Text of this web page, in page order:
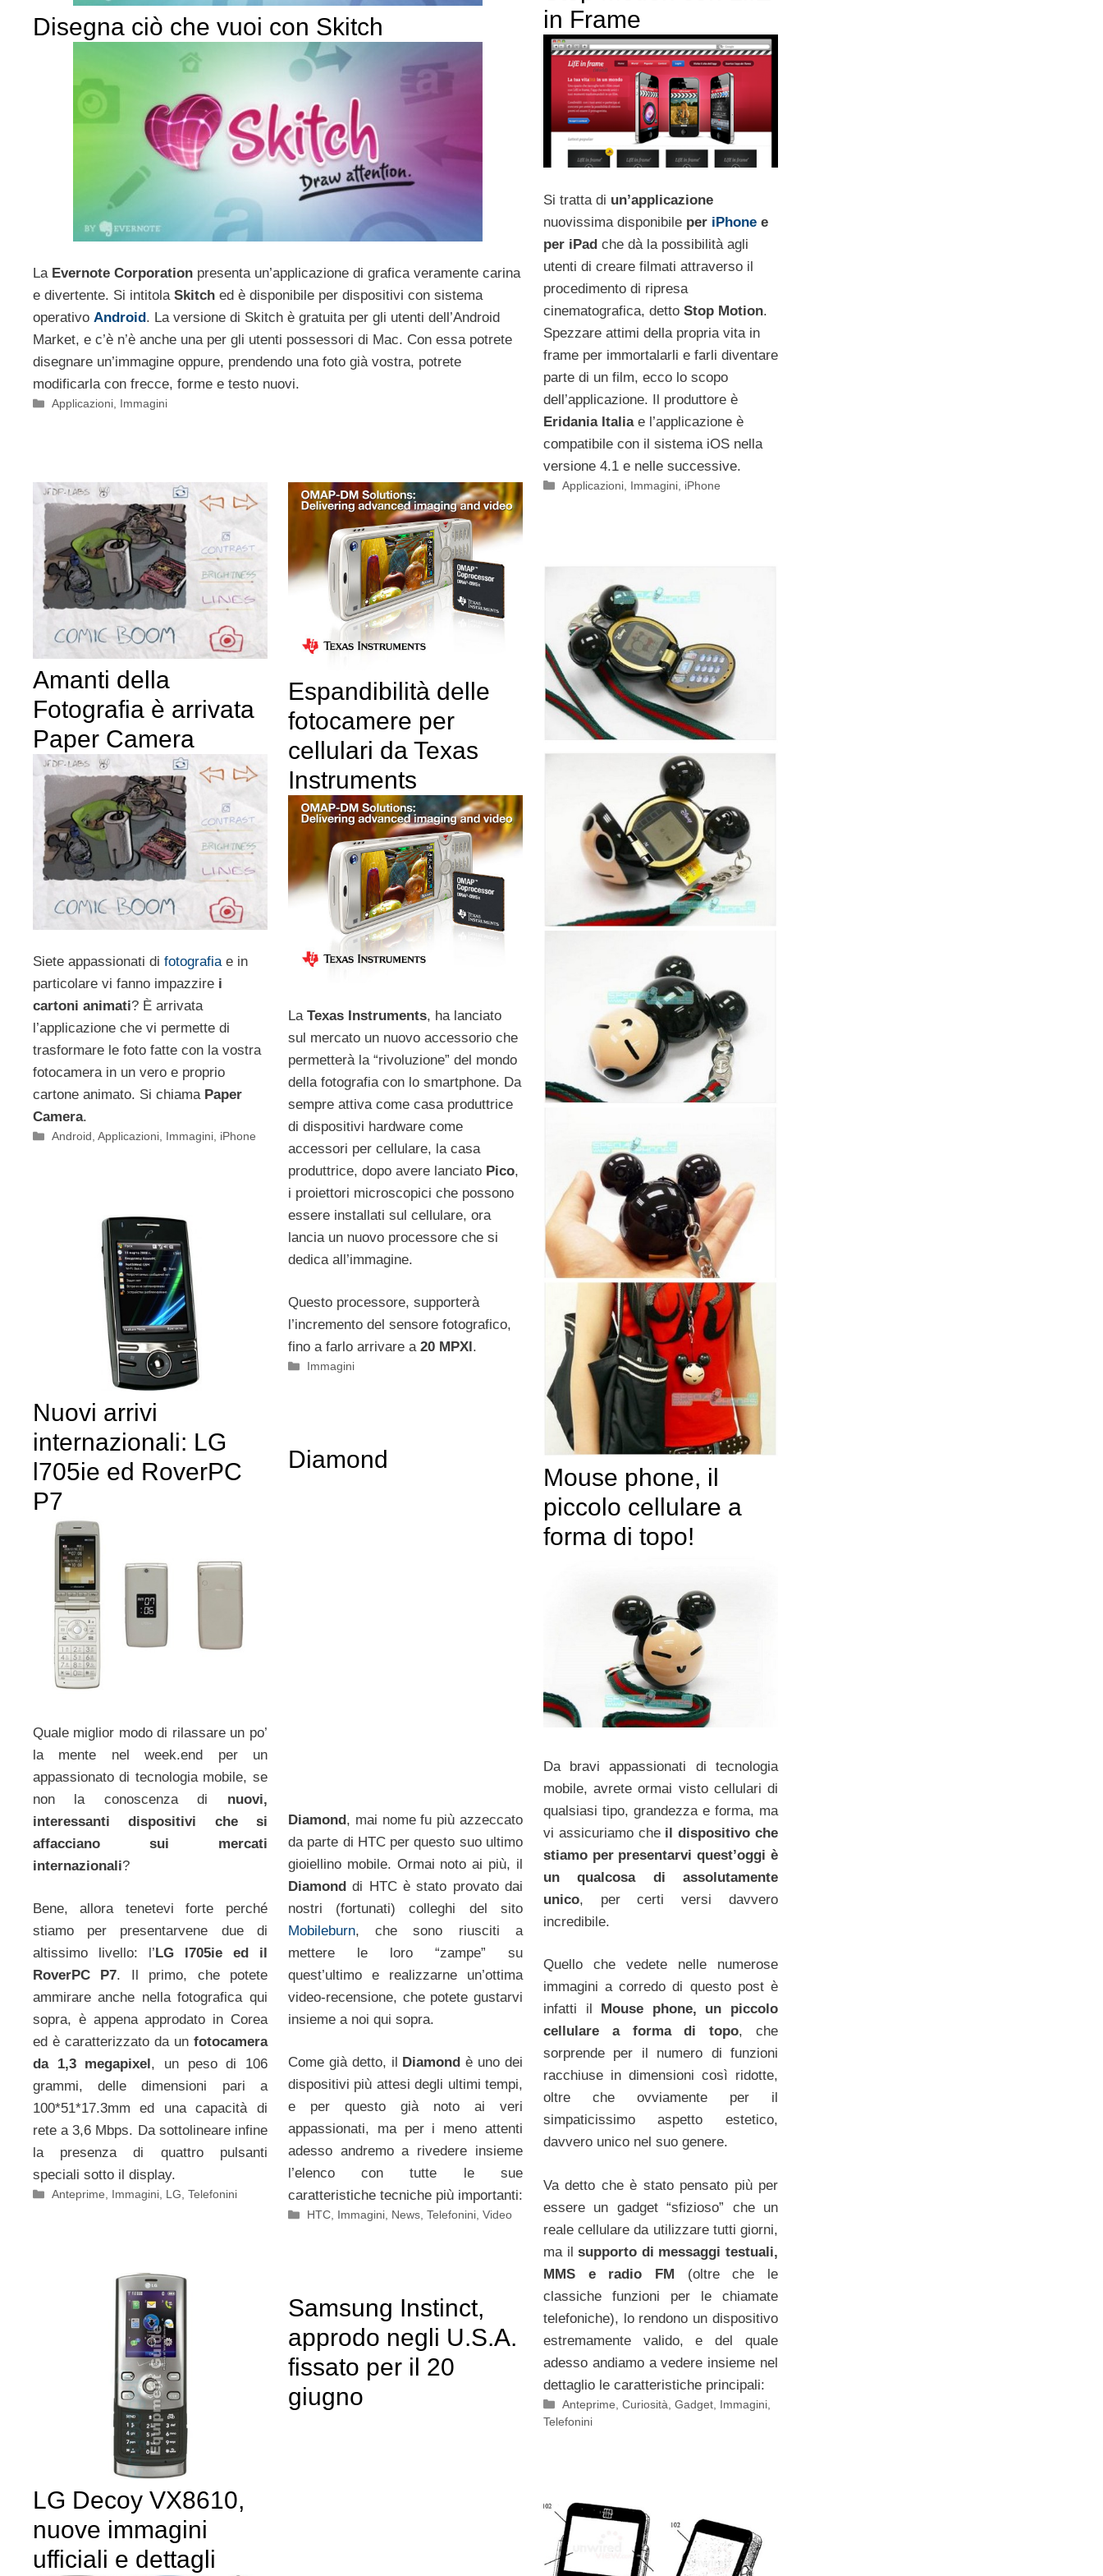
Disegna ciò che vuoi con Skitch
La Evernote Corporation presenta un’applicazione di grafica veramente carina
e divertente. Si intitola Skitch ed è disponibile per dispositivi con sistema
operativo Android . La versione di Skitch è gratuita per gli utenti dell’Android
Market, e c’è n’è anche una per gli utenti possessori di Mac. Con essa potrete
disegnare un’immagine oppure, prendendo una foto già vostra, potrete
modificarla con frecce, forme e testo nuovi.
Categorie
Applicazioni, Immagini
in Frame
Si tratta di un’applicazione
nuovissima disponibile per iPhonee
per iPadche dà la possibilità agli
utenti di creare filmati attraverso il
procedimento di ripresa
cinematografica, detto Stop Motion.
Spezzare attimi della propria vita in
frame per immortalarli e farli diventare
parte di un film, ecco lo scopo
dell’applicazione. Il produttore è
Eridania Italiae l’applicazione è
compatibile con il sistema iOS nella
versione 4.1 e nelle successive.
Categorie
Applicazioni Immagini iPhone
Amanti della
Fotografia è arrivata
Paper Camera
Siete appassionati di fotografiae in
particolare vi fanno impazzire i
cartoni animati? È arrivata
l’applicazione che vi permette di
trasformare le foto fatte con la vostra
fotocamera in un vero e proprio
cartone animato. Si chiama Paper
Camera.
Categorie
Android,Applicazioni, Immagini, iPhone
Espandibilità delle
fotocamere per
cellulari da Texas
Instruments
La Texas Instruments, ha lanciato
sul mercato un nuovo accessorio che
permetterà la “rivoluzione” del mondo
della fotografia con lo smartphone. Da
sempre attiva come casa produttrice
di dispositivi hardware come
accessori per cellulare, la casa
produttrice, dopo avere lanciato Pico,
i proiettori microscopici che possono
essere installati sul cellulare, ora
lancia un nuovo processore che si
dedica all’immagine.
Questo processore, supporterà
l’incremento del sensore fotografico,
fino a farlo arrivare a20 MPXl .
Categorie
Immagini
Mouse phone, il
piccolo cellulare a
forma di topo!
Da bravi appassionati di tecnologia
mobile, avrete ormai visto cellulari di
qualsiasi tipo, grandezza e forma, ma
vi assicuriamo che il dispositivo che
stiamo per presentarvi quest’oggi è
un qualcosa di assolutamente
unico, per certi versi davvero
incredibile.
Quello che vedete nelle numerose
immagini a corredo di questo post è
infatti il
Mouse phone, un piccolo
cellulare a forma di topo, che
sorprende per il numero di funzioni
racchiuse in dimensioni così ridotte,
oltre che ovviamente per il
simpaticissimo aspetto estetico,
davvero unico nel suo genere.
Va detto che è stato pensato più per
essere un gadget “sfizioso” che un
reale cellulare da utilizzare tutti giorni,
ma ilsupporto di messaggi testuali,
MMS e radio FM (oltre che le
classiche funzioni per le chiamate
telefoniche), lo rendono un dispositivo
estremamente valido, e del quale
adesso andiamo a vedere insieme nel
dettaglio le caratteristiche principali:
Categorie
Anteprime ,Curiosità ,Gadget Immagini
Telefonini
Nuovi arrivi
internazionali: LG
l705ie ed RoverPC
P7
Quale miglior modo di rilassare un po’
la mente nel week.end per un
appassionato di tecnologia mobile, se
non la conoscenza di nuovi,
interessanti dispositivi che si
affacciano sui mercati
internazionali?
Bene, allora tenetevi forte perché
stiamo per presentarvene due di
altissimo livello: l’ LG l705ie ed il
RoverPC P7. Il primo, che potete
ammirare anche nella fotografica qui
sopra, è appena approdato in Corea
ed è caratterizzato da un fotocamera
da 1,3 megapixel , un peso di 106
grammi, delle dimensioni pari a
100*51*17.3mm ed una capacità di
rete a 3,6 Mbps. Da sottolineare infine
la presenza di quattro pulsanti
speciali sotto il display.
Categorie
Anteprime, Immagini, LG,Telefonini
Diamond
Diamond, mai nome fu più azzeccato
da parte di HTC per questo suo ultimo
gioiellino mobile. Ormai noto ai più, il
Diamonddi HTC è stato provato dai
nostri (fortunati) colleghi del sito
Mobileburn, che sono riusciti a
mettere le loro “zampe” su
quest’ultimo e realizzarne un’ottima
video-recensione, che potete gustarvi
insieme a noi qui sopra.
Come già detto, il Diamond è uno dei
dispositivi più attesi degli ultimi tempi,
e per questo già noto ai veri
appassionati, ma per i meno attenti
adesso andremo a rivedere insieme
l’elenco con tutte le sue
caratteristiche tecniche più importanti:
Categorie
HTC, Immagini, News,Telefonini,Video
LG Decoy VX8610,
nuove immagini
ufficiali e dettagli
Samsung Instinct,
approdo negli U.S.A.
fissato per il 20
giugno